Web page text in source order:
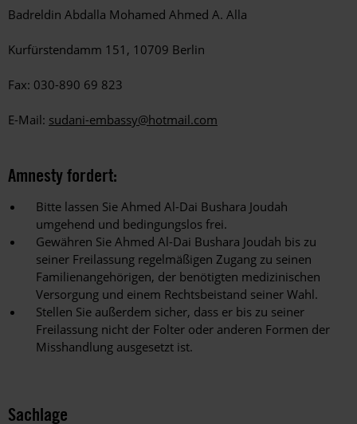
Badreldin Abdalla Mohamed Ahmed A. Alla
Kurfürstendamm 151, 10709 Berlin
Fax: 030-890 69 823
E-Mail: sudani-embassy@hotmail.com
Amnesty fordert:
Bitte lassen Sie Ahmed Al-Dai Bushara Joudah
umgehend und bedingungslos frei.
Gewähren Sie Ahmed Al-Dai Bushara Joudah bis zu
seiner Freilassung regelmäßigen Zugang zu seinen
Familienangehörigen, der benötigten medizinischen
Versorgung und einem Rechtsbeistand seiner Wahl.
Stellen Sie außerdem sicher, dass er bis zu seiner
Freilassung nicht der Folter oder anderen Formen der
Misshandlung ausgesetzt ist.
Sachlage